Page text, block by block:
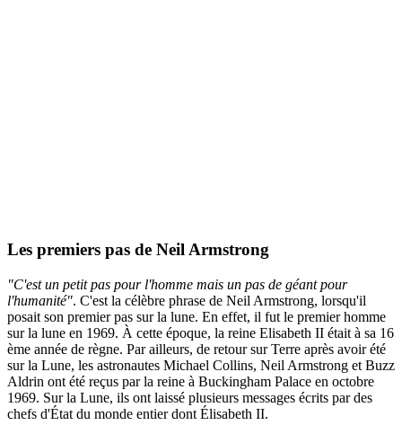
Les premiers pas de Neil Armstrong
"C'est un petit pas pour l'homme mais un pas de géant pour
l'humanité". C'est la célèbre phrase de Neil Armstrong, lorsqu'il
posait son premier pas sur la lune. En effet, il fut le premier homme
sur la lune en 1969. À cette époque, la reine Elisabeth II était à sa 16
ème année de règne. Par ailleurs, de retour sur Terre après avoir été
sur la Lune, les astronautes Michael Collins, Neil Armstrong et Buzz
Aldrin ont été reçus par la reine à Buckingham Palace en octobre
1969. Sur la Lune, ils ont laissé plusieurs messages écrits par des
chefs d'État du monde entier dont Élisabeth II.